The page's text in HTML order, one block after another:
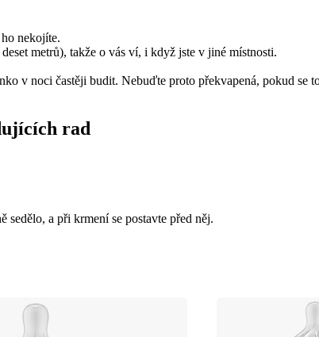
nekojíte.
metrů), takže o vás ví, i když jste v jiné místnosti.
v noci častěji budit. Nebuďte proto překvapená, pokud se
rad
sedělo, a při krmení se postavte před něj.